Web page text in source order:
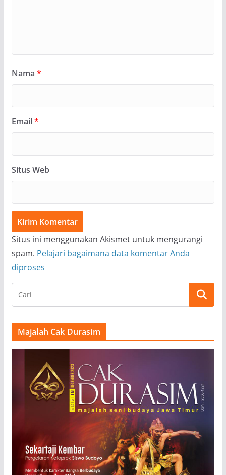
Nama *
Email*
Situs Web
Situs ini menggunakan Akismet untuk mengurangi
spam. Pelajari bagaimana data komentar Anda
diproses
Majalah Cak Durasim